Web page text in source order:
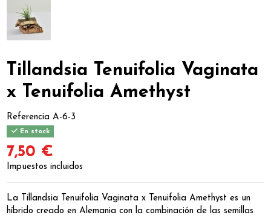
Tillandsia Tenuifolia Vaginata
x Tenuifolia Amethyst
Referencia A-6-3
En stock
7,50 €
Impuestos incluidos
La Tillandsia Tenuifolia Vaginata x Tenuifolia Amethyst es un
híbrido creado en Alemania con la combinación de las semillas